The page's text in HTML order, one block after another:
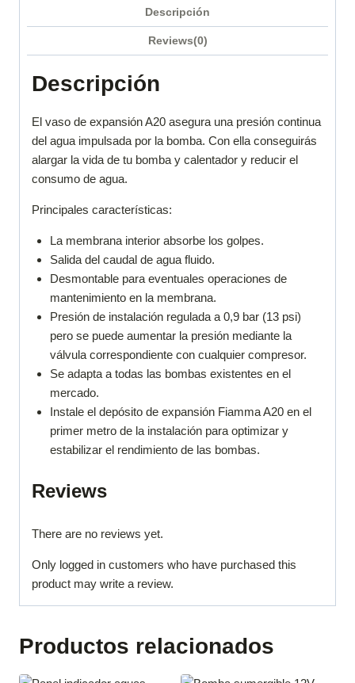
Descripción
Reviews(0)
Descripción
El vaso de expansión A20 asegura una presión continua
del agua impulsada por la bomba. Con ella conseguirás
alargar la vida de tu bomba y calentador y reducir el
consumo de agua.
Principales características:
La membrana interior absorbe los golpes.
Salida del caudal de agua fluido.
Desmontable para eventuales operaciones de
mantenimiento en la membrana.
Presión de instalación regulada a 0,9 bar (13 psi)
pero se puede aumentar la presión mediante la
válvula correspondiente con cualquier compresor.
Se adapta a todas las bombas existentes en el
mercado.
Instale el depósito de expansión Fiamma A20 en el
primer metro de la instalación para optimizar y
estabilizar el rendimiento de las bombas.
Reviews
There are no reviews yet.
Only logged in customers who have purchased this
product may write a review.
Productos relacionados